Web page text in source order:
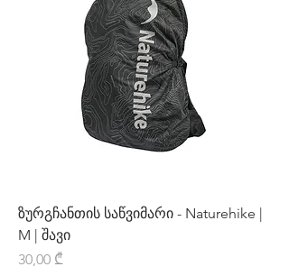
ზურგჩანთის საწვიმარი - Naturehike |
M | შავი
Price
30,00 ₾